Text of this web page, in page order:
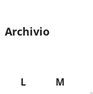
Archivio
L M